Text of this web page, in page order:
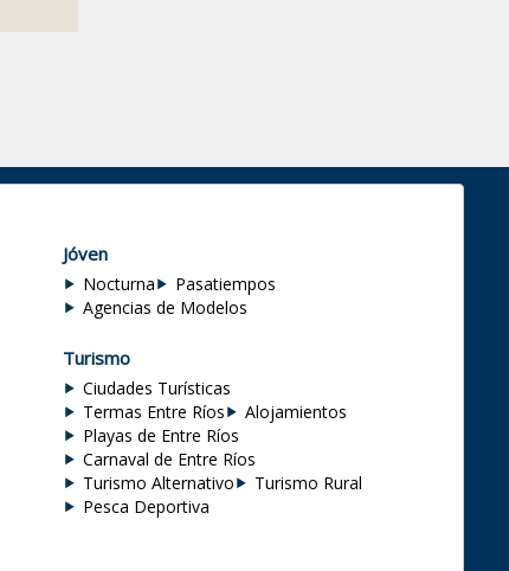
Jóven
Nocturna
Pasatiempos
Agencias de Modelos
Turismo
Ciudades Turísticas
Termas Entre Ríos
Alojamientos
Playas de Entre Ríos
Carnaval de Entre Ríos
Turismo Alternativo
Turismo Rural
Pesca Deportiva